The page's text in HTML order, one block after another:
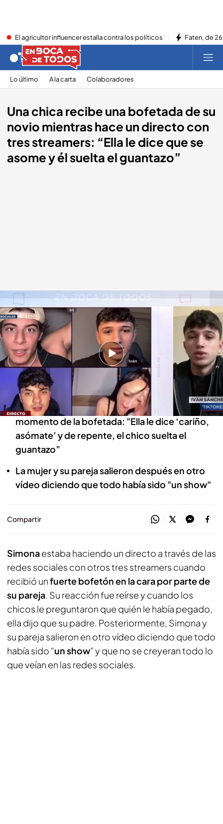
El agricultor influencer estalla contra los políticos Faten, de
Lo último A la carta Colaboradores
Una chica recibe una bofetada de su
novio mientras hace un directo con
tres streamers: “Ella le dice que se
asome y él suelta el guantazo”
Una chica recibe una bofetada de su novio mientras hace un directo con
tres streamers: “Nos quedamos en shock”
En boca de todos
31 ENE 2023 - 14:20h.
Simona estaba bromeando a través de las
redes sociales con otros tres streamers
Iván Sánchez, tiktoker presente en el
momento de la bofetada: "Ella le dice ‘cariño,
asómate’ y de repente, el chico suelta el
guantazo”
La mujer y su pareja salieron después en otro
vídeo diciendo que todo había sido "un show"
Compartir
Simonaestaba haciendo un directo a través de las
redes sociales con otros tres streamers cuando
recibió unfuerte bofetón en la cara por parte de
su pareja. Su reacción fue reírse y cuando los
chicos le preguntaron que quién le había pegado,
ella dijo que su padre. Posteriormente, Simona y
su pareja salieron en otro vídeo diciendo que todo
había sido “un show” y que no se creyeran todo lo
que veían en las redes sociales.